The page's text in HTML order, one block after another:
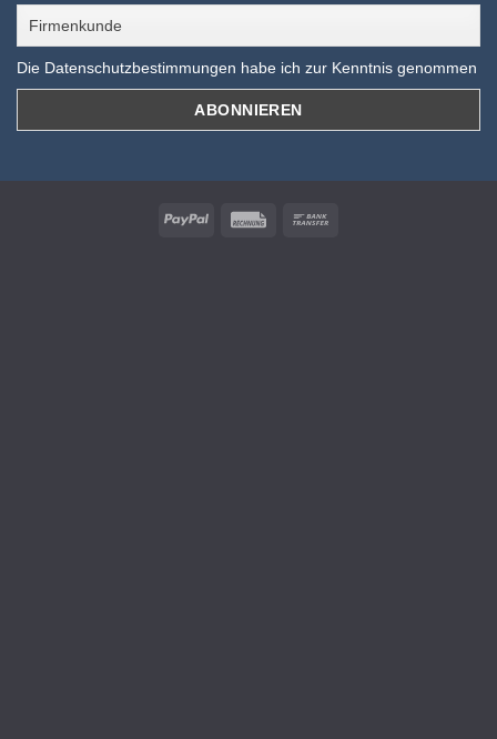
Die Datenschutzbestimmungen habe ich zur Kenntnis genommen